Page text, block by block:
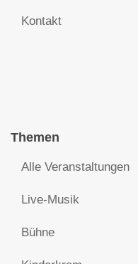
Kontakt
Themen
Alle Veranstaltungen
Live-Musik
Bühne